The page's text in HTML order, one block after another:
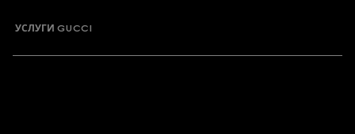
УСЛУГИ GUCCI